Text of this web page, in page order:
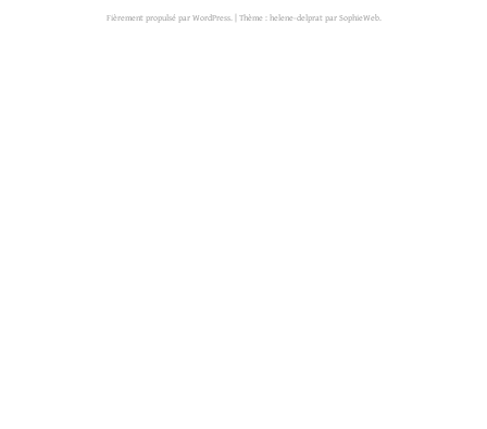
Fièrement propulsé par WordPress. Thème : helene-delprat par SophieWeb.